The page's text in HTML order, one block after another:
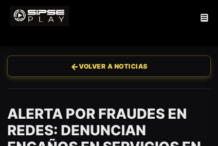
←VOLVER A NOTICIAS
ALERTA POR FRAUDES EN
REDES: DENUNCIAN